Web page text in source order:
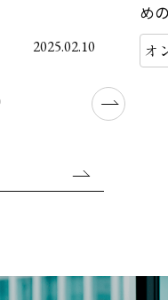
2025.02.10
め
オ